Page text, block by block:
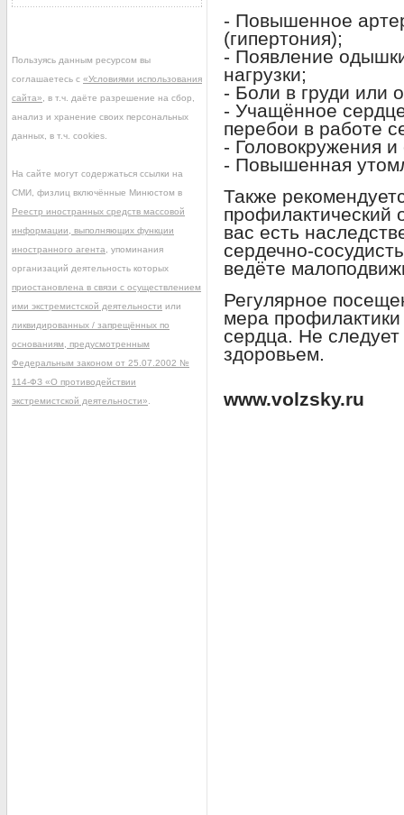
- Повышенное
(гипертония);
- Появление
нагрузки;
- Боли в груди или
- Учащённое
перебои в работе
- Головокружения
- Повышенная
Также
профилактический
вас есть
сердечно-
ведёте
Регулярное
мера
сердца. Не
здоровьем.
www.volzsky.ru
Пользуясь данным ресурсом вы
соглашаетесь с «Условиями использования
сайта» , в т.ч. даёте разрешение на сбор,
анализ и хранение своих персональных
данных, в т.ч. cookies.
На сайте могут содержаться ссылки на
СМИ, физлиц включённые Минюстом в
Реестр иностранных средств массовой
информации, выполняющих функции
иностранного агента , упоминания
организаций деятельность которых
приостановлена в связи с осуществлением
ими экстремистской деятельности или
ликвидированных / запрещённых по
основаниям, предусмотренным
Федеральным законом от 25.07.2002 №
114-ФЗ «О противодействии
экстремистской деятельности»